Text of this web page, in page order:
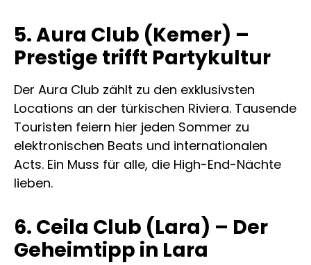
5. Aura Club (Kemer) –
Prestige trifft Partykultur
Der Aura Club zählt zu den exklusivsten
Locations an der türkischen Riviera. Tausende
Touristen feiern hier jeden Sommer zu
elektronischen Beats und internationalen
Acts. Ein Muss für alle, die High-End-Nächte
lieben.
6. Ceila Club (Lara) – Der
Geheimtipp in Lara